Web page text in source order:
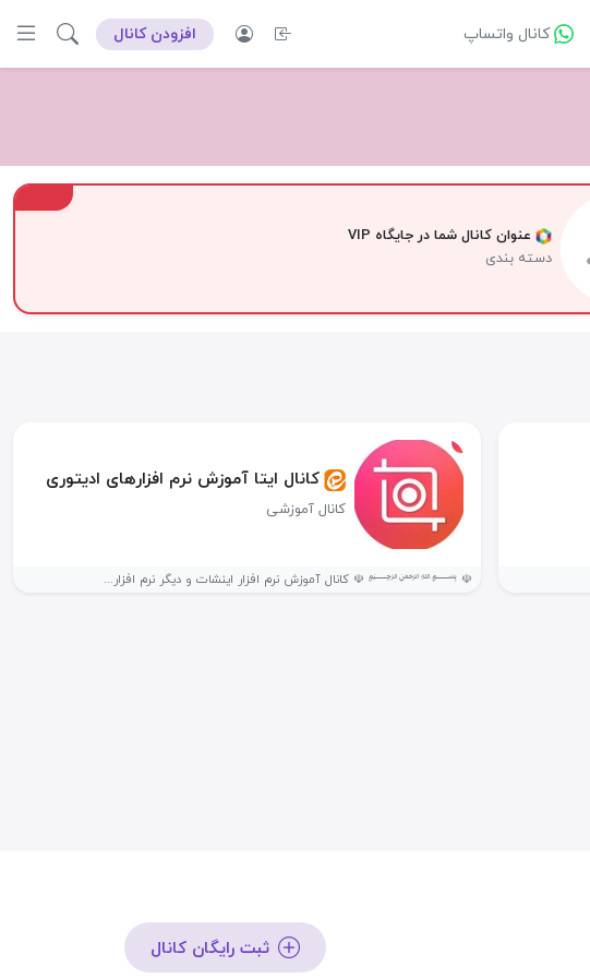
کانال واتساپ افزودن کانال
عنوان کانال شما در جایگاه VIP
دسته بندی
کانال ایتا آموزش نرم افزارهای ادیتوری
کانال آموزشی
☫ ﷽ ☫ کانال آموزش نرم افزار اینشات و دیگر نرم افزار...
ثبت رایگان کانال